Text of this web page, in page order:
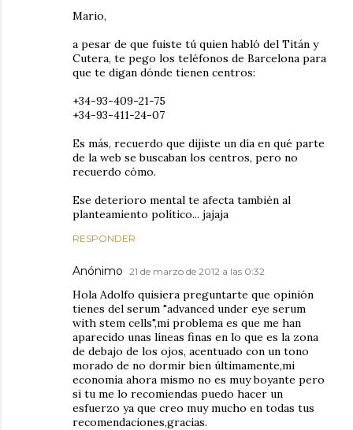
Mario,
a pesar de que fuiste tú quien habló del Titán y
Cutera, te pego los teléfonos de Barcelona para
que te digan dónde tienen centros:
+34-93-409-21-75
+34-93-411-24-07
Es más, recuerdo que dijiste un día en qué parte
de la web se buscaban los centros, pero no
recuerdo cómo.
Ese deterioro mental te afecta también al
planteamiento político... jajaja
RESPONDER
Anónimo 21 de marzo de 2012 a las 0:32
Hola Adolfo quisiera preguntarte que opinión
tienes del serum "advanced under eye serum
with stem cells",mi problema es que me han
aparecido unas líneas finas en lo que es la zona
de debajo de los ojos, acentuado con un tono
morado de no dormir bien últimamente,mi
economía ahora mismo no es muy boyante pero
si tu me lo recomiendas puedo hacer un
esfuerzo ya que creo muy mucho en todas tus
recomendaciones,gracias.